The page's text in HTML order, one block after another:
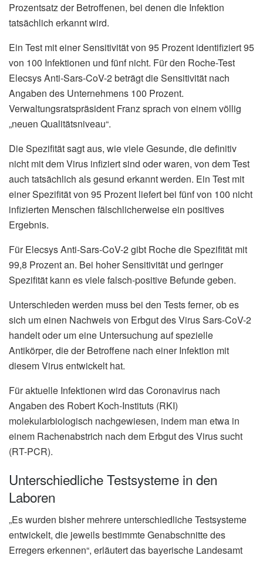
Prozentsatz der Betroffenen, bei denen die Infektion
tatsächlich erkannt wird.
Ein Test mit einer Sensitivität von 95 Prozent identifiziert 95
von 100 Infektionen und fünf nicht. Für den Roche-Test
Elecsys Anti-Sars-CoV-2 beträgt die Sensitivität nach
Angaben des Unternehmens 100 Prozent.
Verwaltungsratspräsident Franz sprach von einem völlig
„neuen Qualitätsniveau“.
Die Spezifität sagt aus, wie viele Gesunde, die definitiv
nicht mit dem Virus infiziert sind oder waren, von dem Test
auch tatsächlich als gesund erkannt werden. Ein Test mit
einer Spezifität von 95 Prozent liefert bei fünf von 100 nicht
infizierten Menschen fälschlicherweise ein positives
Ergebnis.
Für Elecsys Anti-Sars-CoV-2 gibt Roche die Spezifität mit
99,8 Prozent an. Bei hoher Sensitivität und geringer
Spezifität kann es viele falsch-positive Befunde geben.
Unterschieden werden muss bei den Tests ferner, ob es
sich um einen Nachweis von Erbgut des Virus Sars-CoV-2
handelt oder um eine Untersuchung auf spezielle
Antikörper, die der Betroffene nach einer Infektion mit
diesem Virus entwickelt hat.
Für aktuelle Infektionen wird das Coronavirus nach
Angaben des Robert Koch-Instituts (RKI)
molekularbiologisch nachgewiesen, indem man etwa in
einem Rachenabstrich nach dem Erbgut des Virus sucht
(RT-PCR).
Unterschiedliche Testsysteme in den
Laboren
„Es wurden bisher mehrere unterschiedliche Testsysteme
entwickelt, die jeweils bestimmte Genabschnitte des
Erregers erkennen“, erläutert das bayerische Landesamt